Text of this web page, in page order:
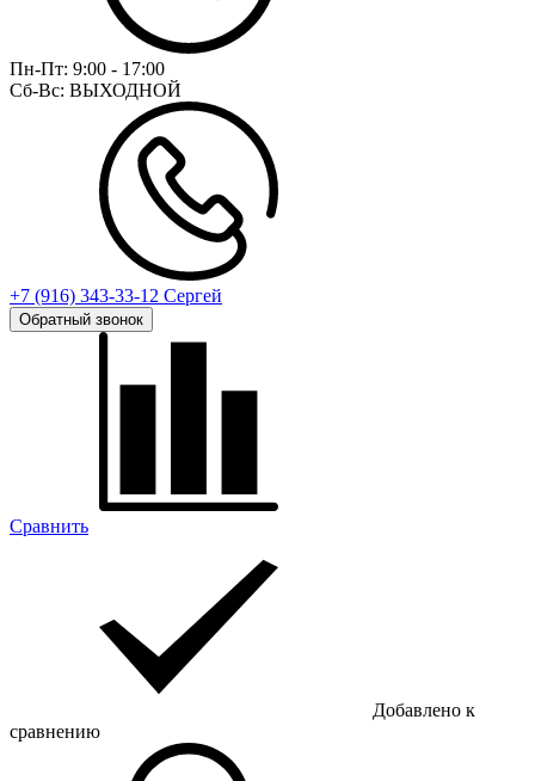
Пн-Пт: 9:00 - 17:00
Сб-Вс: ВЫХОДНОЙ
+7 (916) 343-33-12 Сергей
Обратный звонок
Сравнить
Добавлено к
сравнению